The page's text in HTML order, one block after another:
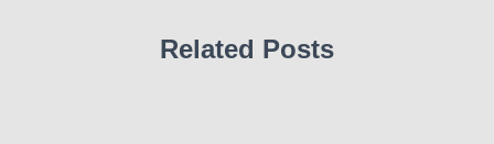
Related Posts